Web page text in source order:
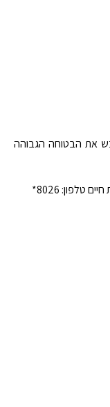
את הבטוחה הגבוהה